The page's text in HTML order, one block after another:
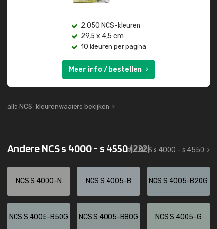
2.050 NCS-kleuren
29,5 x 4,5 cm
10 kleuren per pagina
Meer info / bestellen
alle NCS-kleurenwaaiers bekijken
Andere NCS s 4000 - s 4550(222)
alle NCS s 4000 - s 4550
NCS S 4000-N NCS S 4005-B NCS S 4005-B20G
NCS S 4005-B50G NCS S 4005-B80G NCS S 4005-G